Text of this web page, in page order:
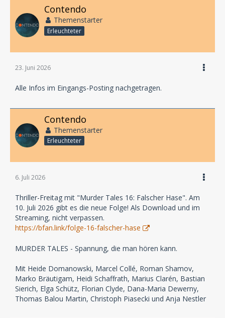
Contendo
Themenstarter
Erleuchteter
23. Juni 2026
Alle Infos im Eingangs-Posting nachgetragen.
Contendo
Themenstarter
Erleuchteter
6. Juli 2026
Thriller-Freitag mit "Murder Tales 16: Falscher Hase". Am
10. Juli 2026 gibt es die neue Folge! Als Download und im
Streaming, nicht verpassen.
https://bfan.link/folge-16-falscher-hase
MURDER TALES - Spannung, die man hören kann.
Mit Heide Domanowski, Marcel Collé, Roman Shamov,
Marko Bräutigam, Heidi Schaffrath, Marius Clarén, Bastian
Sierich, Elga Schütz, Florian Clyde, Dana-Maria Dewerny,
Thomas Balou Martin, Christoph Piasecki und Anja Nestler